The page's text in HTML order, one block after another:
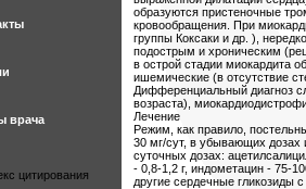
врача
образуются пристеночные
кровообращения. При
группы Коксаки и др. ),
подострым и хроническим
в острой стадии миокардита
ишемические (в отсутствие
Дифференциальный диагноз
возраста),
Лечение
Режим, как правило,
30 мг/сут, в убывающих
суточных дозах:
- 0,8-1,2 г, индометацин - 75-
другие сердечные гликозиды